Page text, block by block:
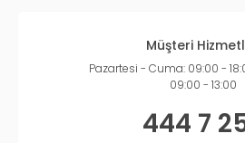
Müşteri
Pazartesi - Cuma: 09:00 -
09:00 - 13:00
444 7